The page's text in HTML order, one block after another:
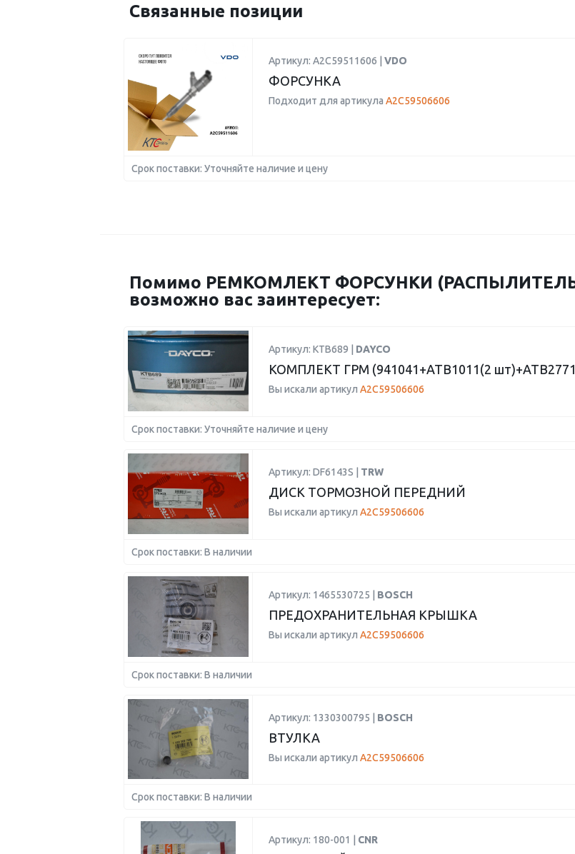
Связанные позиции
Артикул: A2C59511606 | VDO
ФОРСУНКА
Подходит для артикула A2C59506606
Срок поставки: Уточняйте наличие и цену
Помимо РЕМКОМЛЕКТ ФОРСУНКИ (РАСПЫЛИТЕЛЬ
возможно вас заинтересует:
Артикул: KTB689 | DAYCO
КОМПЛЕКТ ГРМ (941041+ATB1011(2
Вы искали артикул A2C59506606
Срок поставки: Уточняйте наличие и цену
Артикул: DF6143S | TRW
ДИСК ТОРМОЗНОЙ ПЕРЕДНИЙ
Вы искали артикул A2C59506606
Срок поставки: В наличии
Артикул: 1465530725 | BOSCH
ПРЕДОХРАНИТЕЛЬНАЯ КРЫШКА
Вы искали артикул A2C59506606
Срок поставки: В наличии
Артикул: 1330300795 | BOSCH
ВТУЛКА
Вы искали артикул A2C59506606
Срок поставки: В наличии
Артикул: 180-001 | CNR